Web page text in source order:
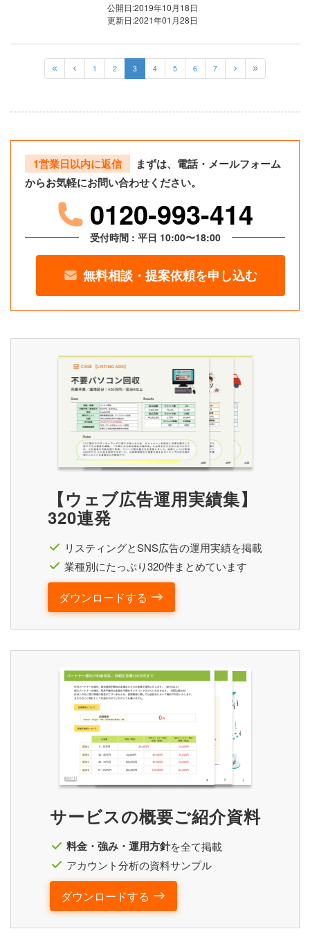
公開日:2019年10月18日
更新日:2021年01月28日
1 2 3 4 5 6 7
1営業日以内に返信
まずは、電話・メールフォーム
からお気軽にお問い合わせください。
0120-993-414
受付時間 : 平日 10:00〜18:00
無料相談・提案依頼を申し込む
【ウェブ広告運用実績集】
320連発
リスティングとSNS広告の運用実績を掲載
業種別にたっぷり320件まとめています
ダウンロードする
サービスの概要ご紹介資料
料金・強み・運用方針を全て掲載
アカウント分析の資料サンプル
ダウンロードする